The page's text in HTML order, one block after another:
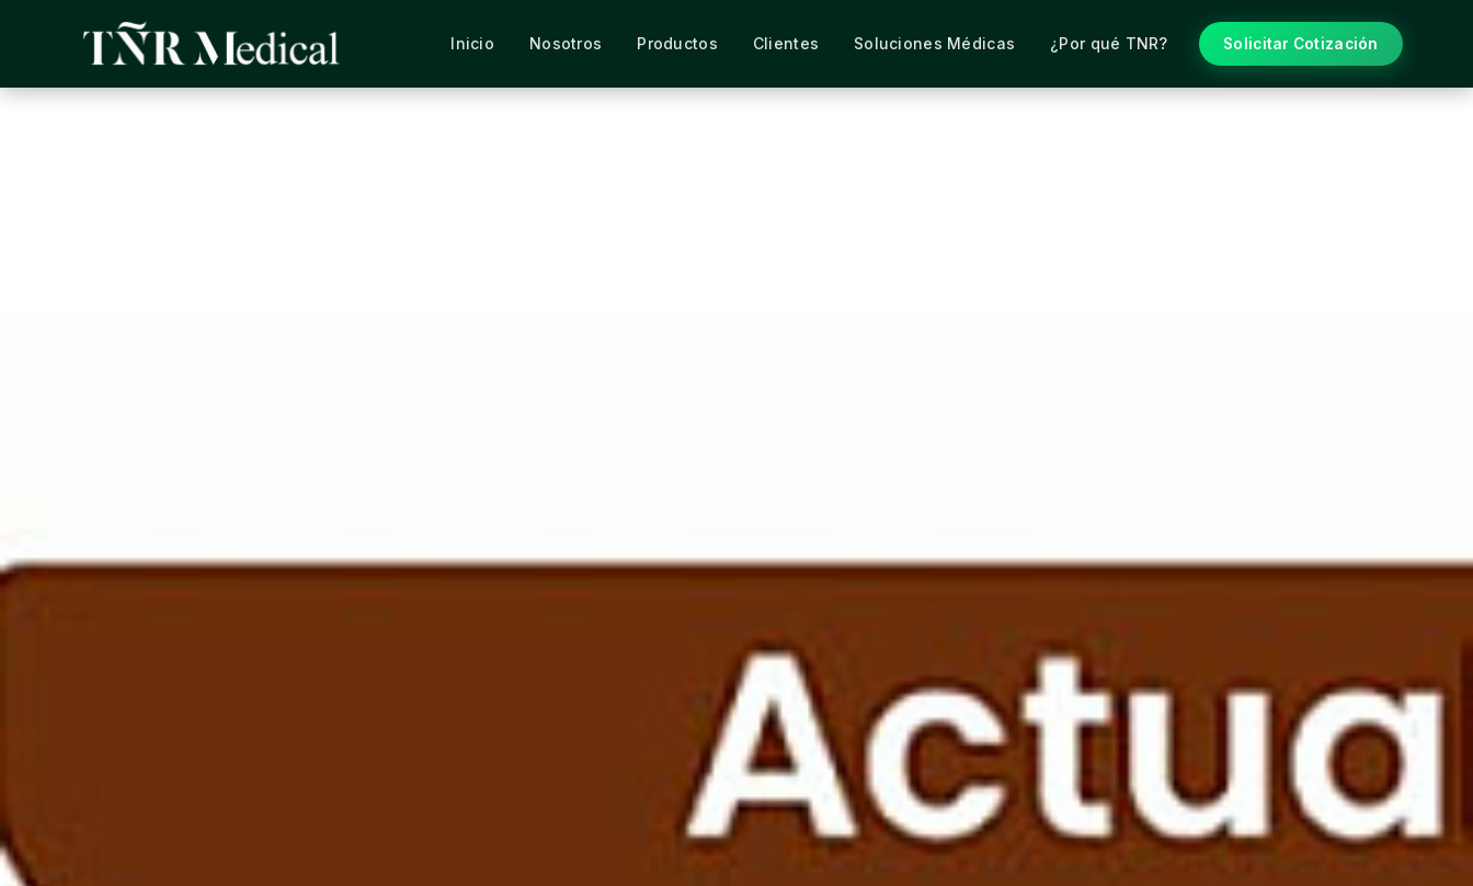
Inicio Nosotros Productos Clientes Soluciones Médicas ¿Por qué TNR? Solicitar Cotización